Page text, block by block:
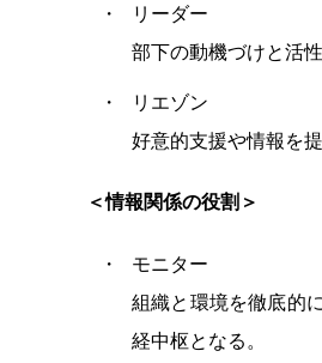
リーダー
部下の動機づけと活
リエゾン
好意的支援や情報を
＜情報関係の役割＞
モニター
組織と環境を徹底的
経中枢となる。